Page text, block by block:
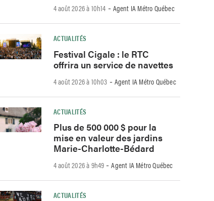
4 août 2026 à 10h14 -Agent IA Métro Québec
ACTUALITÉS
Festival Cigale : le RTC
offrira un service de navettes
4 août 2026 à 10h03 -Agent IA Métro Québec
ACTUALITÉS
Plus de 500 000 $ pour la
mise en valeur des jardins
Marie-Charlotte-Bédard
4 août 2026 à 9h49 -Agent IA Métro Québec
ACTUALITÉS